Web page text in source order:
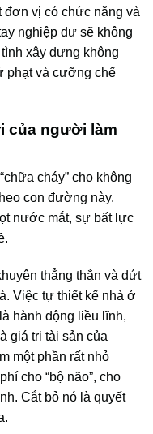
vị có chức năng và
nghiệp dư sẽ không
xây dựng không
phạt và cưỡng chế
của người làm
cháy” cho không
con đường này.
nước mắt, sự bất lực
thẳng thắn và dứt
Việc tự thiết kế nhà ở
hành động liều lĩnh,
giá trị tài sản của
một phần rất nhỏ
cho “bộ não”, cho
Cắt bỏ nó là quyết